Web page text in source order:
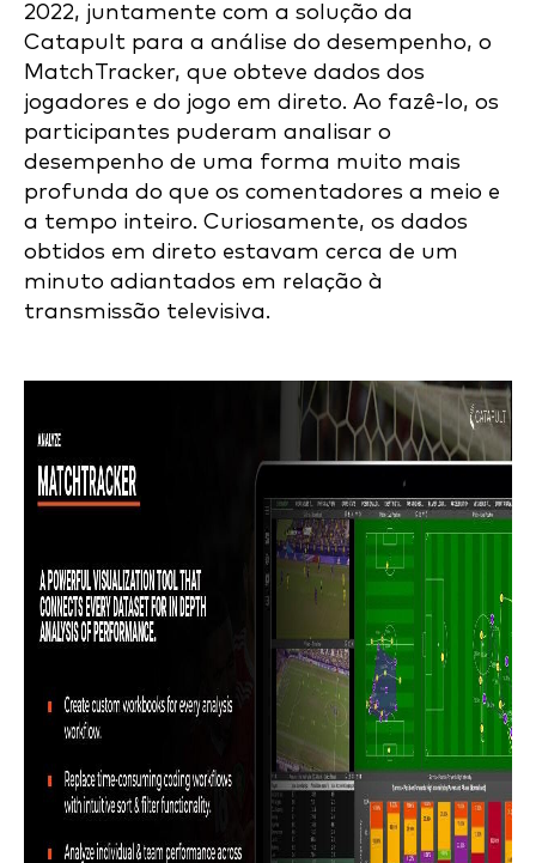
2022, juntamente com a solução da
Catapult para a análise do desempenho, o
MatchTracker, que obteve dados dos
jogadores e do jogo em direto. Ao fazê-lo, os
participantes puderam analisar o
desempenho de uma forma muito mais
profunda do que os comentadores a meio e
a tempo inteiro. Curiosamente, os dados
obtidos em direto estavam cerca de um
minuto adiantados em relação à
transmissão televisiva.